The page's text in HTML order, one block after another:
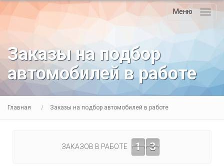
Меню
Заказы на подбор
автомобилей в работе
Главная Заказы на подбор автомобилей в работе
ЗАКАЗОВ В РАБОТЕ 1 3